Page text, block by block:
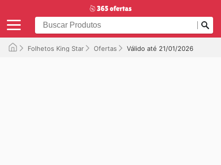
Folhetos King Star Ofertas Válido até 21/01/2026